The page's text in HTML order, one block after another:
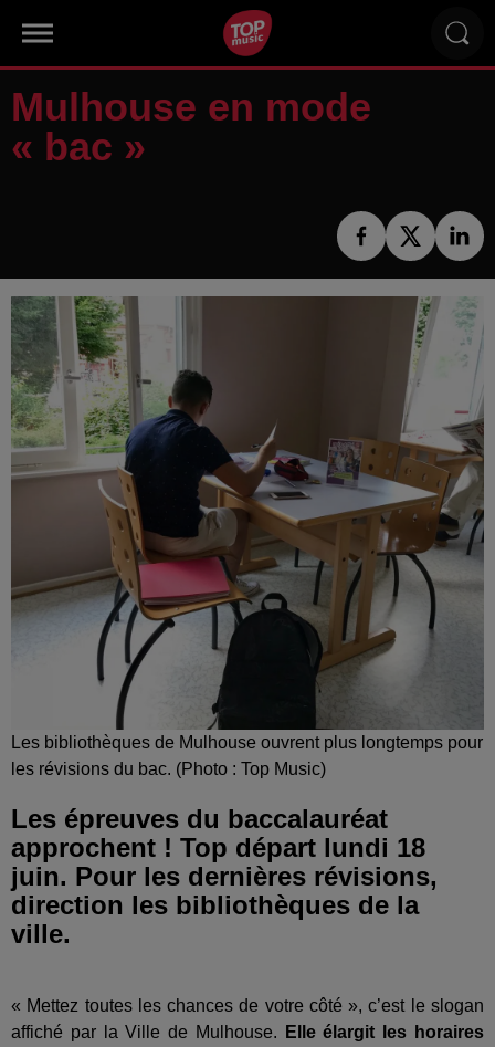
Mulhouse en mode
« bac »
Les bibliothèques de Mulhouse ouvrent plus longtemps pour
les révisions du bac. (Photo : Top Music)
Les épreuves du baccalauréat
approchent ! Top départ lundi 18
juin. Pour les dernières révisions,
direction les bibliothèques de la
ville.
« Mettez toutes les chances de votre côté », c’est le slogan
affiché par la Ville de Mulhouse.
Elle élargit les horaires